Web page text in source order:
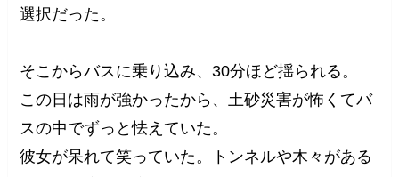
選択だった。
そこからバスに乗り込み、30分ほど揺られる。
この日は雨が強かったから、土砂災害が怖くてバ
スの中でずっと怯えていた。
彼女が呆れて笑っていた。トンネルや木々がある